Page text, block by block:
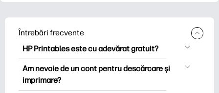
Întrebări frecvente
HP Printables este cu adevărat gratuit?
HP Printables oferă peste 2.500 de
imprimabile gratuite pentru descărcare
și imprimare. Explorați pagini de colorat
Am nevoie de un cont pentru descărcare și
imprimare?